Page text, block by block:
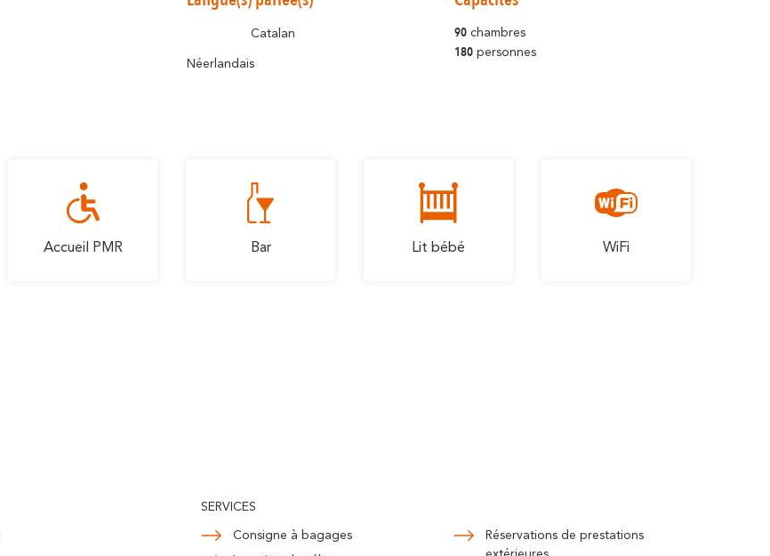
Catalan
Néerlandais
90chambres
180personnes
Accueil PMR Bar Lit bébé WiFi
SERVICES
Consigne à bagages
Réservations de prestations